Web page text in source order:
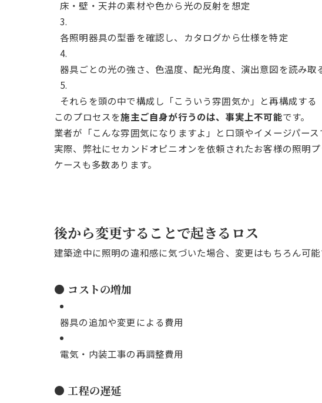
床・壁・天井の素材や色から光の反射を想定
各照明器具の型番を確認し、カタログから仕様を特定
器具ごとの光の強さ、色温度、配光角度、演出意図を読み取
それらを頭の中で構成し「こういう雰囲気か」と再構成する
このプロセスを施主ご自身が行うのは、事実上不可能です。
業者が「こんな雰囲気になりますよ」と口頭やイメージパー
実際、弊社にセカンドオピニオンを依頼されたお客様の照明プ
ケースも多数あります。
後から変更することで起きるロス
建築途中に照明の違和感に気づいた場合、変更はもちろん可
● コストの増加
器具の追加や変更による費用
電気・内装工事の再調整費用
● 工程の遅延